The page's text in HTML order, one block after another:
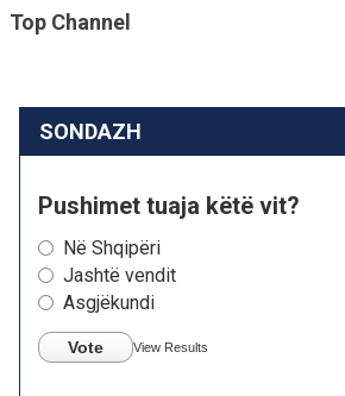
Top Channel
SONDAZH
Pushimet tuaja këtë vit?
Në Shqipëri
Jashtë vendit
Asgjëkundi
Vote View Results